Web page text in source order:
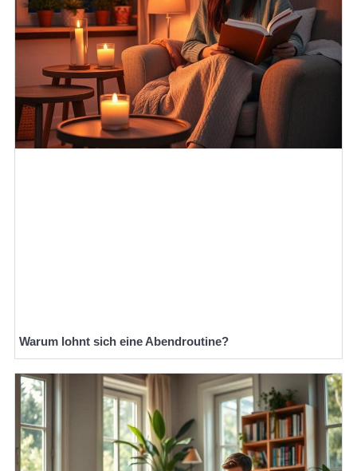
Warum lohnt sich eine Abendroutine?